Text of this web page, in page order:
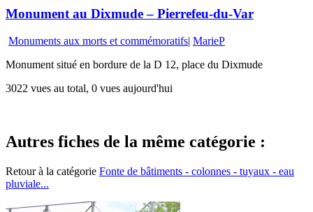
Monument au Dixmude – Pierrefeu-du-Var
Monuments aux morts et commémoratifs| MarieP
Monument situé en bordure de la D 12, place du Dixmude
3022 vues au total, 0 vues aujourd'hui
Autres fiches de la même catégorie :
Retour à la catégorie Fonte de bâtiments - colonnes - tuyaux - eau
pluviale...